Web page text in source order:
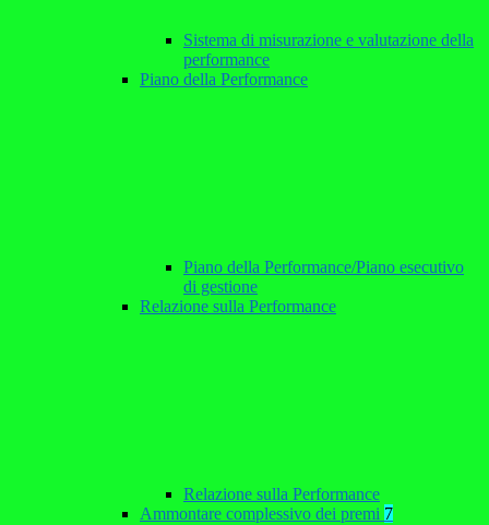
Sistema di misurazione e valutazione della
performance
Piano della Performance
Piano della Performance/Piano esecutivo
di gestione
Relazione sulla Performance
Relazione sulla Performance
Ammontare complessivo dei premi 7